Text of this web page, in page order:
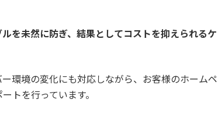
を未然に防ぎ、結果としてコストを抑えられるケ
環境の変化にも対応しながら、お客様のホームペ
トを行っています。